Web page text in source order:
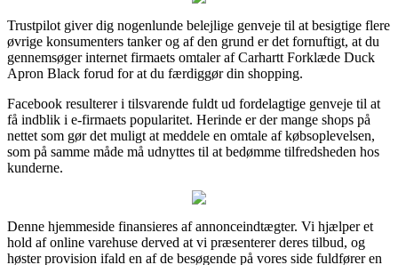
Trustpilot giver dig nogenlunde belejlige genveje til at besigtige flere
øvrige konsumenters tanker og af den grund er det fornuftigt, at du
gennemsøger internet firmaets omtaler af Carhartt Forklæde Duck
Apron Black forud for at du færdiggør din shopping.
Facebook resulterer i tilsvarende fuldt ud fordelagtige genveje til at
få indblik i e-firmaets popularitet. Herinde er der mange shops på
nettet som gør det muligt at meddele en omtale af købsoplevelsen,
som på samme måde må udnyttes til at bedømme tilfredsheden hos
kunderne.
Denne hjemmeside finansieres af annonceindtægter. Vi hjælper et
hold af online varehuse derved at vi præsenterer deres tilbud, og
høster provision ifald en af de besøgende på vores side fuldfører en